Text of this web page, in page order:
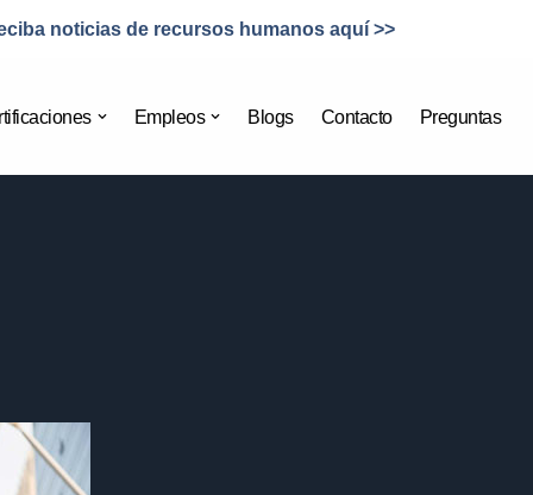
noticias de recursos humanos aquí >>
Empleos Blogs Contacto Preguntas